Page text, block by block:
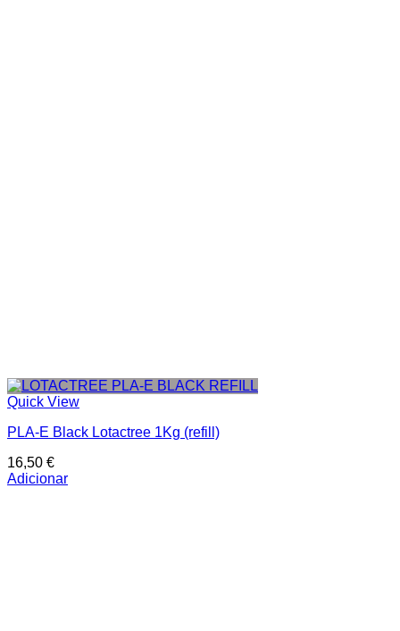
Quick View
PLA-E Black Lotactree 1Kg (refill)
16,50 €
Adicionar